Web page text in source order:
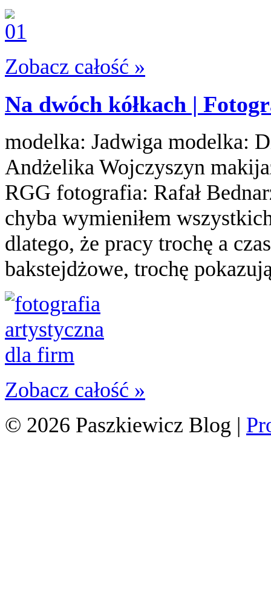
Zobacz całość »
Na dwóch kółkach |
modelka: Jadwiga modelka:
Andżelika Wojczyszyn
RGG fotografia: Rafał
chyba wymieniłem
dlatego, że pracy trochę a
bakstejdżowe, trochę
Zobacz całość »
© 2026 Paszkiewicz Blog |